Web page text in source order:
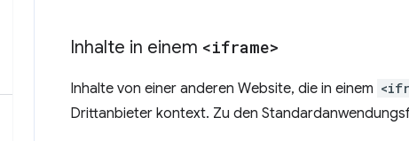
Inhalte in einem <iframe>
Inhalte von einer anderen Website, die in einem
Drittanbieter kontext. Zu den